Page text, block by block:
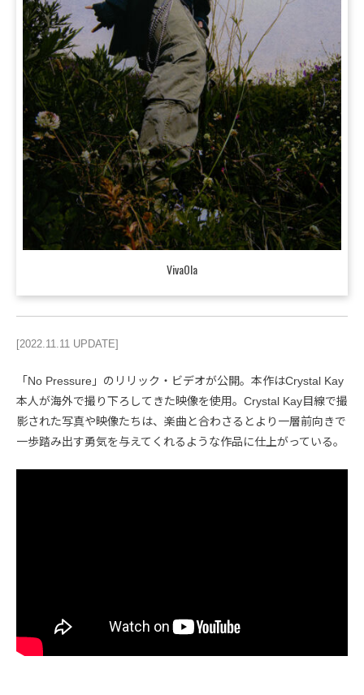
VivaOla
[2022.11.11 UPDATE]
「No Pressure」のリリック・ビデオが公開。本作はCrystal Kay
本人が海外で撮り下ろしてきた映像を使用。Crystal Kay目線で撮
影された写真や映像たちは、楽曲と合わさるとより一層前向きで
一歩踏み出す勇気を与えてくれるような作品に仕上がっている。